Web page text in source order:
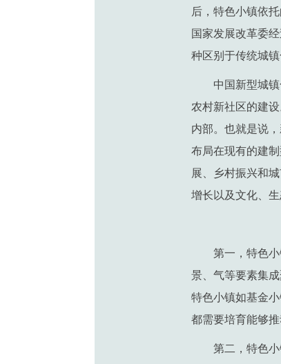
后，特色小镇依
国家发展改革委
种区别于传统城
中国新型城
农村新社区的建
内部。也就是说
布局在现有的建
展、乡村振兴和
增长以及文化、
第一，特色
景、气等要素集
特色小镇如基金
都需要培育能够
第二，特色